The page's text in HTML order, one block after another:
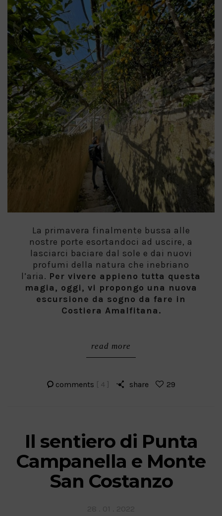
La primavera finalmente bussa alle
nostre porte esortandoci ad uscire, a
lasciarci baciare dal sole e dai nuovi
profumi della natura che inebriano
l’aria. Per vivere appieno tutta questa
magia, oggi, vi propongo una nuova
escursione da sogno da fare in
Costiera Amalfitana.
read more
comments [ 4 ] share 29
Il sentiero di Punta
Campanella e Monte
San Costanzo